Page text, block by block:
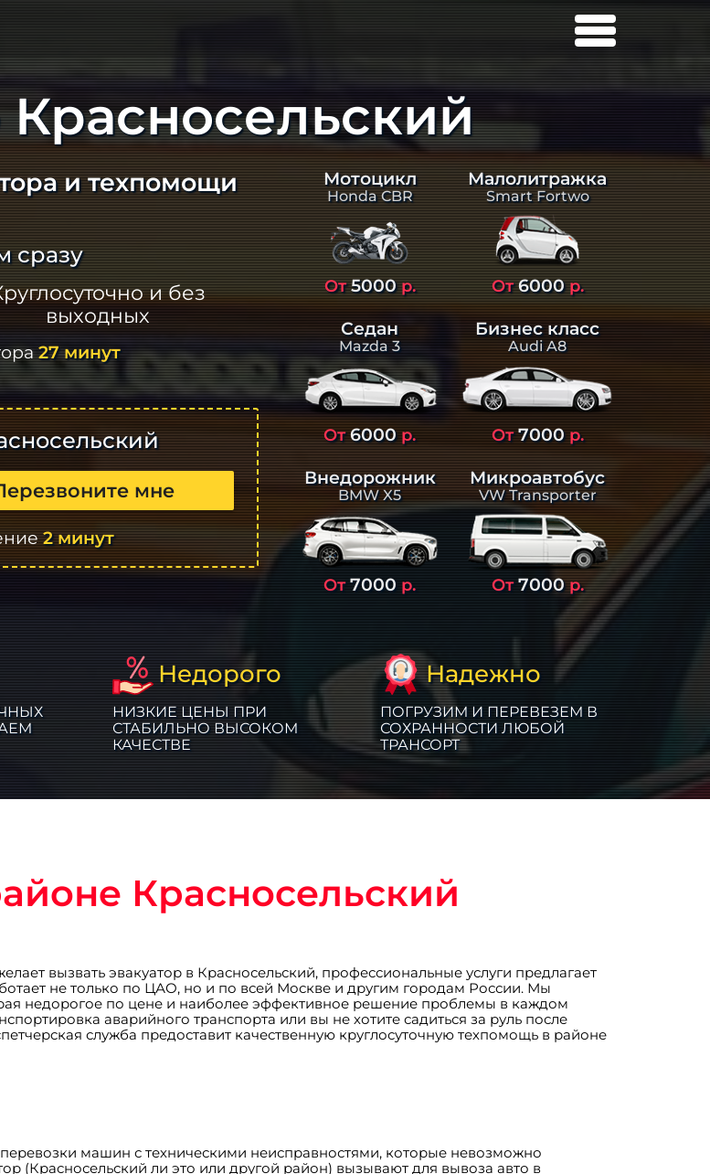
Красносельский
и техпомощи
сразу
и без
выходных
27 минут
мне
2 минут
Мотоцикл
Honda CBR
От5000р.
Малолитражка
Smart Fortwo
От6000р.
Седан
Mazda 3
От6000р.
Бизнес класс
Audi A8
От7000р.
Внедорожник
BMW X5
От7000 р.
Микроавтобус
VW Transporter
От7000р.
Недорого
НИЗКИЕ ЦЕНЫ ПРИ
СТАБИЛЬНО ВЫСОКОМ
КАЧЕСТВЕ
Надежно
ПОГРУЗИМ И ПЕРЕВЕЗЕМ В
СОХРАННОСТИ ЛЮБОЙ
ТРАНСОРТ
Красносельский
вызвать эвакуатор в Красносельский, профессиональные услуги предлагает
не только по ЦАО, но и по всей Москве и другим городам России. Мы
недорогое по цене и наиболее эффективное решение проблемы в каждом
аварийного транспорта или вы не хотите садиться за руль после
служба предоставит качественную круглосуточную техпомощь в районе
машин с техническими неисправностями, которые невозможно
(Красносельский ли это или другой район) вызывают для вывоза авто в